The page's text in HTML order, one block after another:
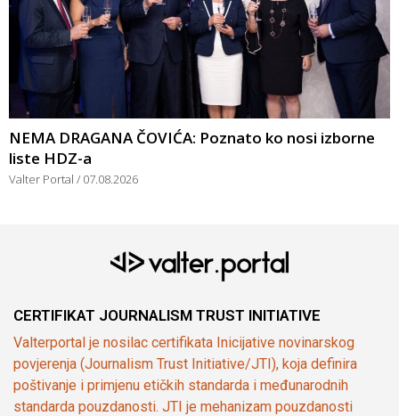
NEMA DRAGANA ČOVIĆA: Poznato ko nosi izborne
liste HDZ-a
Valter Portal 07.08.2026
CERTIFIKAT JOURNALISM TRUST INITIATIVE
Valterportal je nosilac certifikata Inicijative novinarskog
povjerenja (Journalism Trust Initiative/JTI), koja definira
poštivanje i primjenu etičkih standarda i međunarodnih
standarda pouzdanosti. JTI je mehanizam pouzdanosti